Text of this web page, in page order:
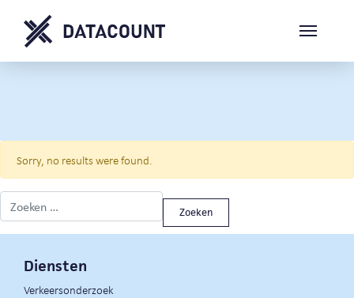
Sorry, no results were found.
Zoeken naar:
Diensten
Verkeersonderzoek